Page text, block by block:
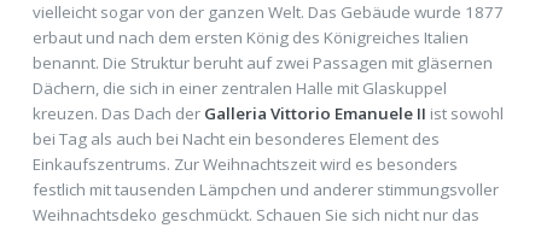
vielleicht sogar von der ganzen Welt. Das Gebäude wurde 1877
erbaut und nach dem ersten König des Königreiches Italien
benannt. Die Struktur beruht auf zwei Passagen mit gläsernen
Dächern, die sich in einer zentralen Halle mit Glaskuppel
kreuzen. Das Dach der Galleria Vittorio Emanuele II ist sowohl
bei Tag als auch bei Nacht ein besonderes Element des
Einkaufszentrums. Zur Weihnachtszeit wird es besonders
festlich mit tausenden Lämpchen und anderer stimmungsvoller
Weihnachtsdeko geschmückt. Schauen Sie sich nicht nur das